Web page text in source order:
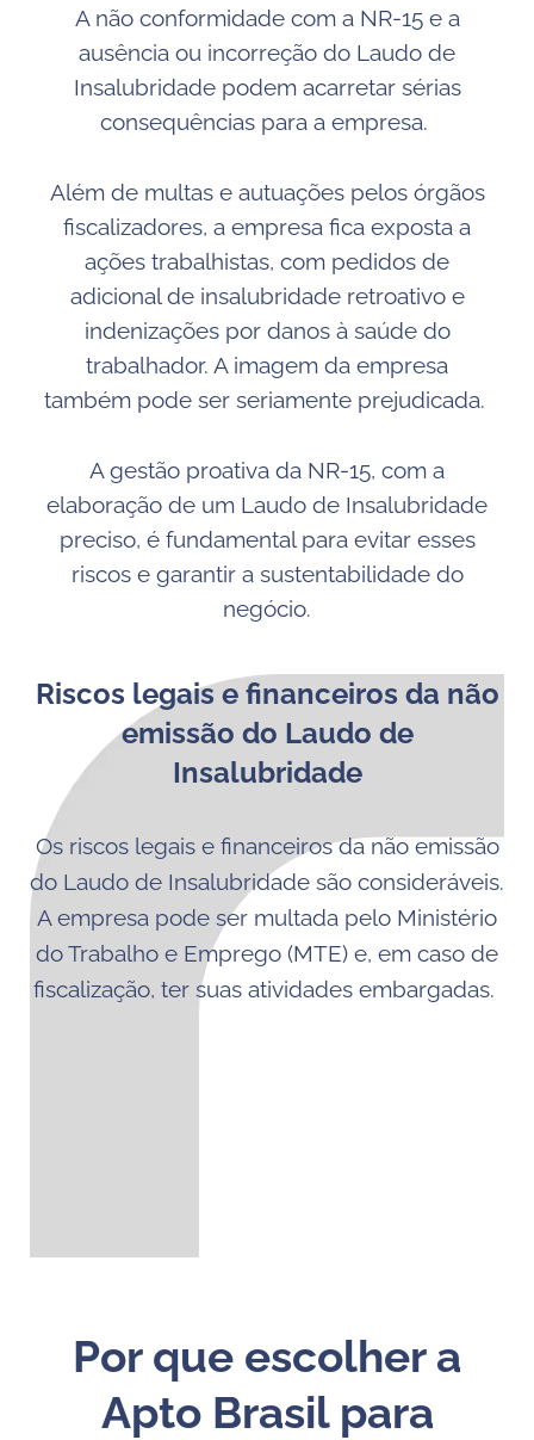
A não conformidade com a NR-15 e a
ausência ou incorreção do Laudo de
Insalubridade podem acarretar sérias
consequências para a empresa.
Além de multas e autuações pelos órgãos
fiscalizadores, a empresa fica exposta a
ações trabalhistas, com pedidos de
adicional de insalubridade retroativo e
indenizações por danos à saúde do
trabalhador. A imagem da empresa
também pode ser seriamente prejudicada.
A gestão proativa da NR-15, com a
elaboração de um Laudo de Insalubridade
preciso, é fundamental para evitar esses
riscos e garantir a sustentabilidade do
negócio.
Riscos legais e financeiros da não
emissão do Laudo de
Insalubridade
Os riscos legais e financeiros da não emissão
do Laudo de Insalubridade são consideráveis.
A empresa pode ser multada pelo Ministério
do Trabalho e Emprego (MTE) e, em caso de
fiscalização, ter suas atividades embargadas.
Por que escolher a
Apto Brasil para